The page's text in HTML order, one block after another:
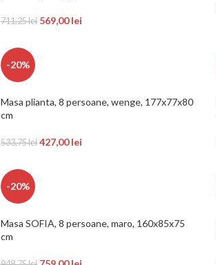
711,25lei 569,00lei
-20%
Masa plianta, 8 persoane, wenge, 177x77x80
cm
533,75lei 427,00lei
-20%
Masa SOFIA, 8 persoane, maro, 160x85x75
cm